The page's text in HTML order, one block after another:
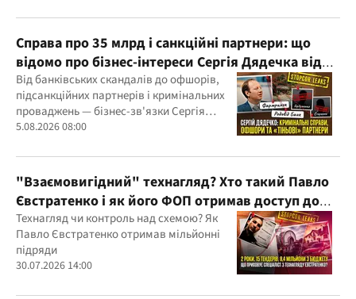
Справа про 35 млрд і санкційні партнери: що
відомо про бізнес-інтереси Сергія Дядечка від
"Родовід Банку" до "ФАРМАСЕЛ"
Від банківських скандалів до офшорів,
підсанкційних партнерів і кримінальних
проваджень — бізнес-зв'язки Сергія
Дядечка й досі простягаються через
5.08.2026 08:00
"Взаємовигідний" технагляд? Хто такий Павло
Євстратенко і як його ФОП отримав доступ до
бюджетних мільйонів?
Технагляд чи контроль над схемою? Як
Павло Євстратенко отримав мільйонні
підряди
30.07.2026 14:00